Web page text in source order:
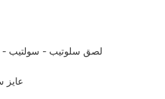
لصق سلوتيب - سولتيب
عايز